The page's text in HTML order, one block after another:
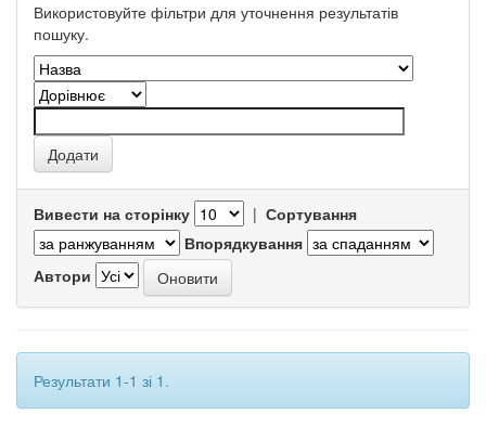
Використовуйте фільтри для уточнення результатів
пошуку.
Вивести на сторінку | Сортування
Впорядкування
Автори
Результати 1-1 зі 1.